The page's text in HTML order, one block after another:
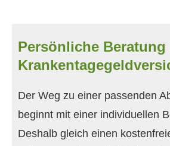
Persönliche Beratung
Der Weg zu einer passenden
beginnt mit einer individuellen
Deshalb gleich einen